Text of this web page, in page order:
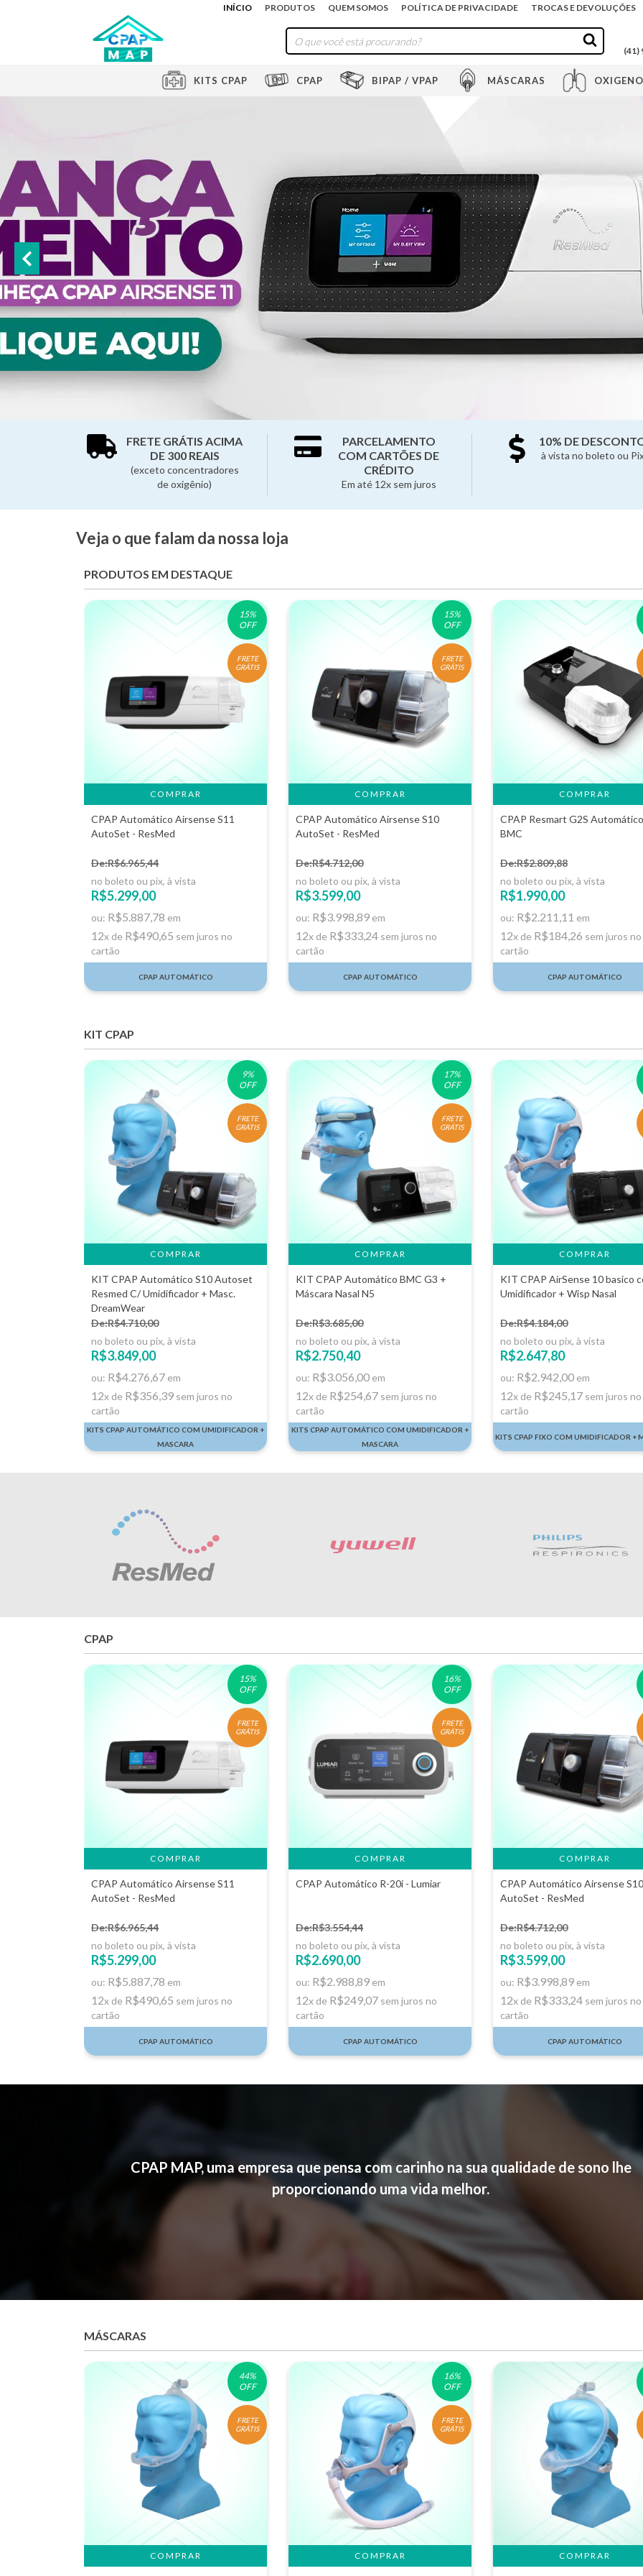
INÍCIO PRODUTOS QUEM SOMOS POLÍTICA DE PRIVACIDADE TROCAS E DEVOLUÇÕES
(41)
KITS CPAP CPAP BIPAP / VPAP MÁSCARAS
FRETE GRÁTIS ACIMA
DE 300 REAIS
(exceto concentradores
de oxigênio)
PARCELAMENTO
COM CARTÕES DE
CRÉDITO
Em até 12x sem juros
10% DE
à vista no boleto ou
Veja o que falam da nossa loja
PRODUTOS EM DESTAQUE
15%
OFF
FRETE
GRÁTIS
CPAP Automático Airsense S11
AutoSet - ResMed
De:R$6.965,44
no boleto ou pix, à vista
R$5.299,00
ou: R$5.887,78 em
12x de R$490,65 sem juros no
cartão
CPAP AUTOMÁTICO
15%
OFF
FRETE
GRÁTIS
CPAP Automático Airsense S10
AutoSet - ResMed
De:R$4.712,00
no boleto ou pix, à vista
R$3.599,00
ou: R$3.998,89 em
12x de R$333,24 sem juros no
cartão
CPAP AUTOMÁTICO
CPAP Resmart G2S
BMC
De:R$2.809,88
no boleto ou pix, à vista
R$1.990,00
ou: R$2.211,11 em
12x de R$184,26 sem juros no
cartão
CPAP AUTOMÁTICO
KIT CPAP
9%
OFF
FRETE
GRÁTIS
KIT CPAP Automático S10 Autoset
Resmed C/ Umidificador + Masc.
DreamWear
De:R$4.710,00
no boleto ou pix, à vista
R$3.849,00
ou: R$4.276,67 em
12x de R$356,39 sem juros no
cartão
KITS CPAP AUTOMÁTICO COM UMIDIFICADOR +
MASCARA
17%
OFF
FRETE
GRÁTIS
COMPRAR
KIT CPAP Automático BMC G3 +
Máscara Nasal N5
De:R$3.685,00
no boleto ou pix, à vista
R$2.750,40
ou: R$3.056,00 em
12x de R$254,67 sem juros no
cartão
KITS CPAP AUTOMÁTICO COM UMIDIFICADOR +
MASCARA
COMPRAR
KIT CPAP AirSense 10 basico
Umidificador + Wisp Nasal
De:R$4.184,00
no boleto ou pix, à vista
R$2.647,80
ou: R$2.942,00 em
12x de R$245,17 sem juros no
cartão
KITS CPAP FIXO COM UMIDIFICADOR +
CPAP
15%
OFF
FRETE
GRÁTIS
CPAP Automático Airsense S11
AutoSet - ResMed
De:R$6.965,44
no boleto ou pix, à vista
R$5.299,00
ou: R$5.887,78 em
12x de R$490,65 sem juros no
cartão
CPAP AUTOMÁTICO
16%
OFF
FRETE
GRÁTIS
CPAP Automático R-20i - Lumiar
De:R$3.554,44
no boleto ou pix, à vista
R$2.690,00
ou: R$2.988,89 em
12x de R$249,07 sem juros no
cartão
CPAP AUTOMÁTICO
CPAP Automático Airsense S10
AutoSet - ResMed
De:R$4.712,00
no boleto ou pix, à vista
R$3.599,00
ou: R$3.998,89 em
12x de R$333,24 sem juros no
cartão
CPAP AUTOMÁTICO
CPAP MAP, uma empresa que pensa com carinho na sua qualidade de sono lhe
proporcionando uma vida melhor.
MÁSCARAS
44%
OFF
FRETE
GRÁTIS
16%
OFF
FRETE
GRÁTIS